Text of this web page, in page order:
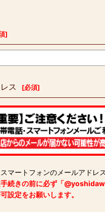
]
ス [必須]
マートフォンのメールアドレ
続きの前に必ず「
設定をお願いします。